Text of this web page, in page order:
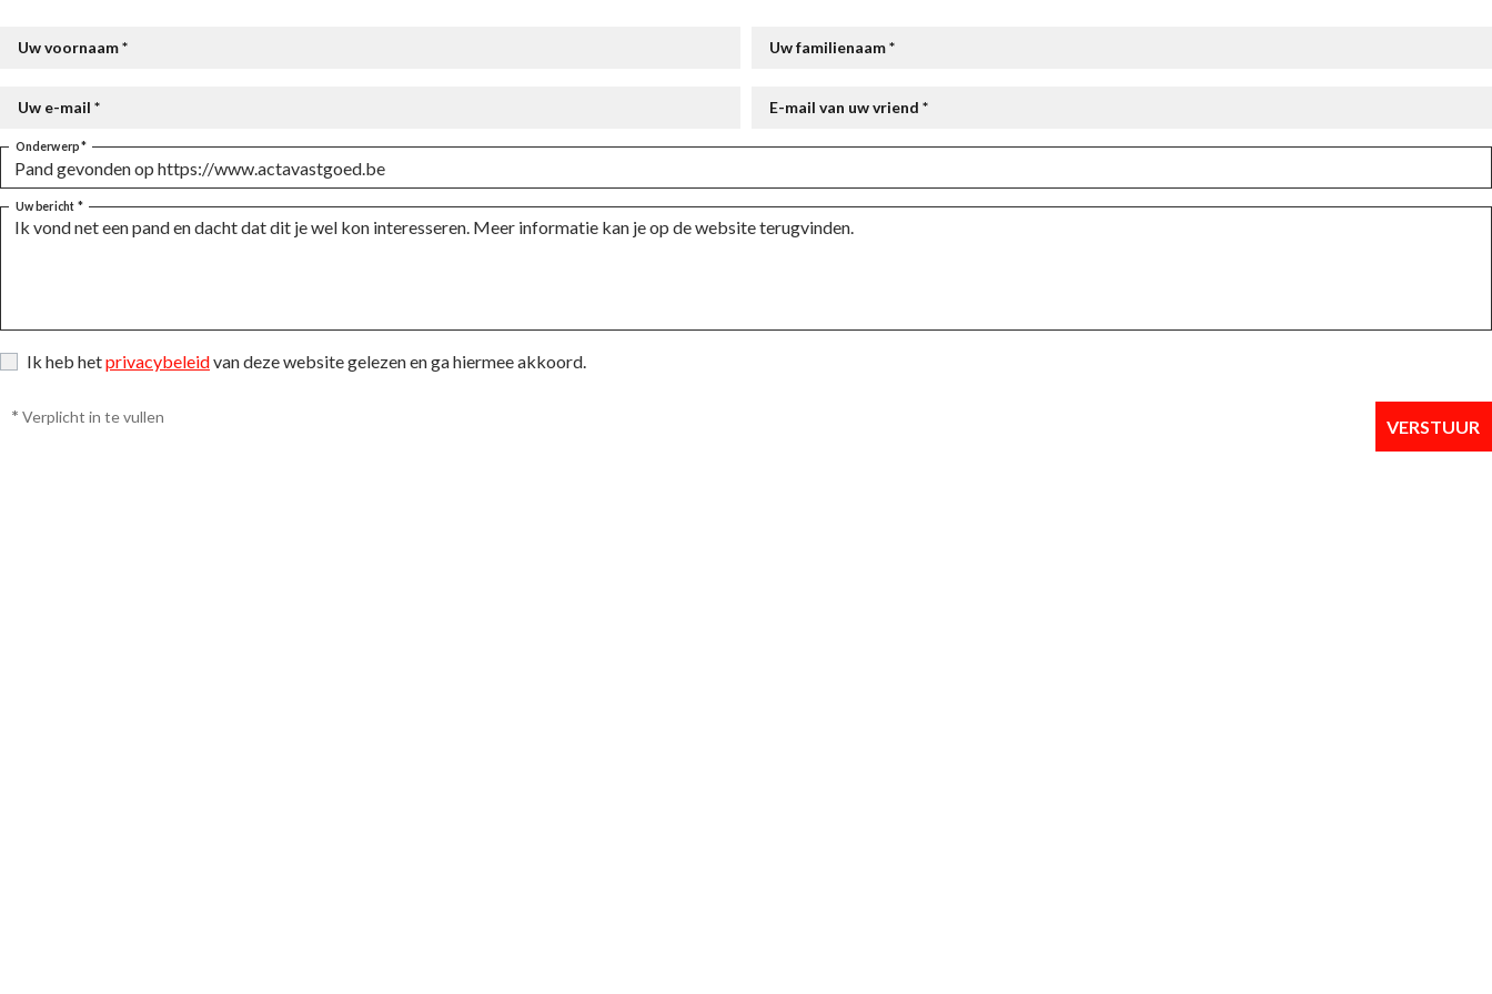
Uw voornaam * Uw familienaam *
Uw e-mail * E-mail van uw vriend *
Onderwerp *
Uw bericht *
Ik heb hetprivacybeleidvan deze website gelezen en ga hiermee akkoord.
* Verplicht in te vullen VERSTUUR